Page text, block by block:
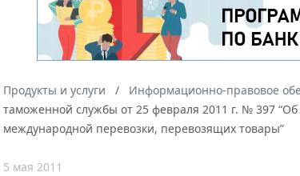
Продукты и услуги Информационно-правовое
таможенной службы от 25 февраля 2011 г. № 397
международной перевозки, перевозящих товары”
5 мая 2011